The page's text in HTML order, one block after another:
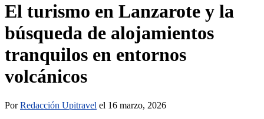
El turismo en Lanzarote y la
búsqueda de alojamientos
tranquilos en entornos
volcánicos
PorRedacción Upitravel el 16 marzo, 2026